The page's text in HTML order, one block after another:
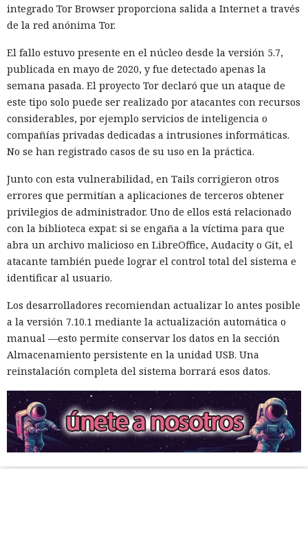
integrado Tor Browser proporciona salida a Internet a través
de la red anónima Tor.
El fallo estuvo presente en el núcleo desde la versión 5.7,
publicada en mayo de 2020, y fue detectado apenas la
semana pasada. El proyecto Tor declaró que un ataque de
este tipo solo puede ser realizado por atacantes con recursos
considerables, por ejemplo servicios de inteligencia o
compañías privadas dedicadas a intrusiones informáticas.
No se han registrado casos de su uso en la práctica.
Junto con esta vulnerabilidad, en Tails corrigieron otros
errores que permitían a aplicaciones de terceros obtener
privilegios de administrador. Uno de ellos está relacionado
con la biblioteca expat: si se engaña a la víctima para que
abra un archivo malicioso en LibreOffice, Audacity o Git, el
atacante también puede lograr el control total del sistema e
identificar al usuario.
Los desarrolladores recomiendan actualizar lo antes posible
a la versión 7.10.1 mediante la actualización automática o
manual —esto permite conservar los datos en la sección
Almacenamiento persistente en la unidad USB. Una
reinstalación completa del sistema borrará esos datos.